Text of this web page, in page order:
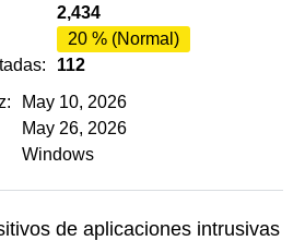
2,434
20 % (Normal)
112
May 10, 2026
May 26, 2026
Windows
de aplicaciones intrusivas